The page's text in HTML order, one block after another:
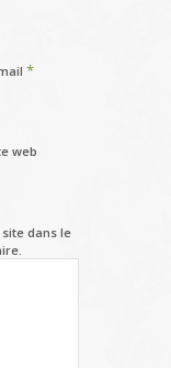
*
web
dans le